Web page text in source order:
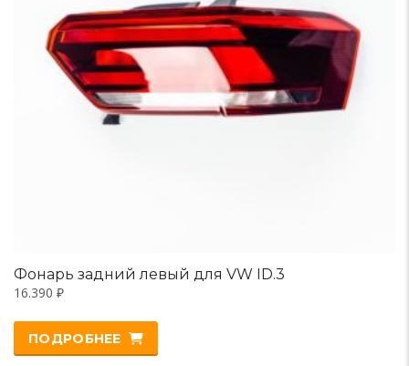
Фонарь задний левый для VW ID.3
16.390 ₽
ПОДРОБНЕЕ